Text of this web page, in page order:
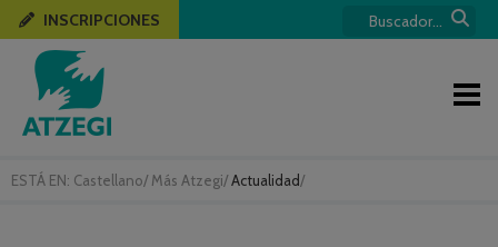
ESTÁ EN: Castellano/ Más Atzegi/Actualidad/
INSCRIPCIONES